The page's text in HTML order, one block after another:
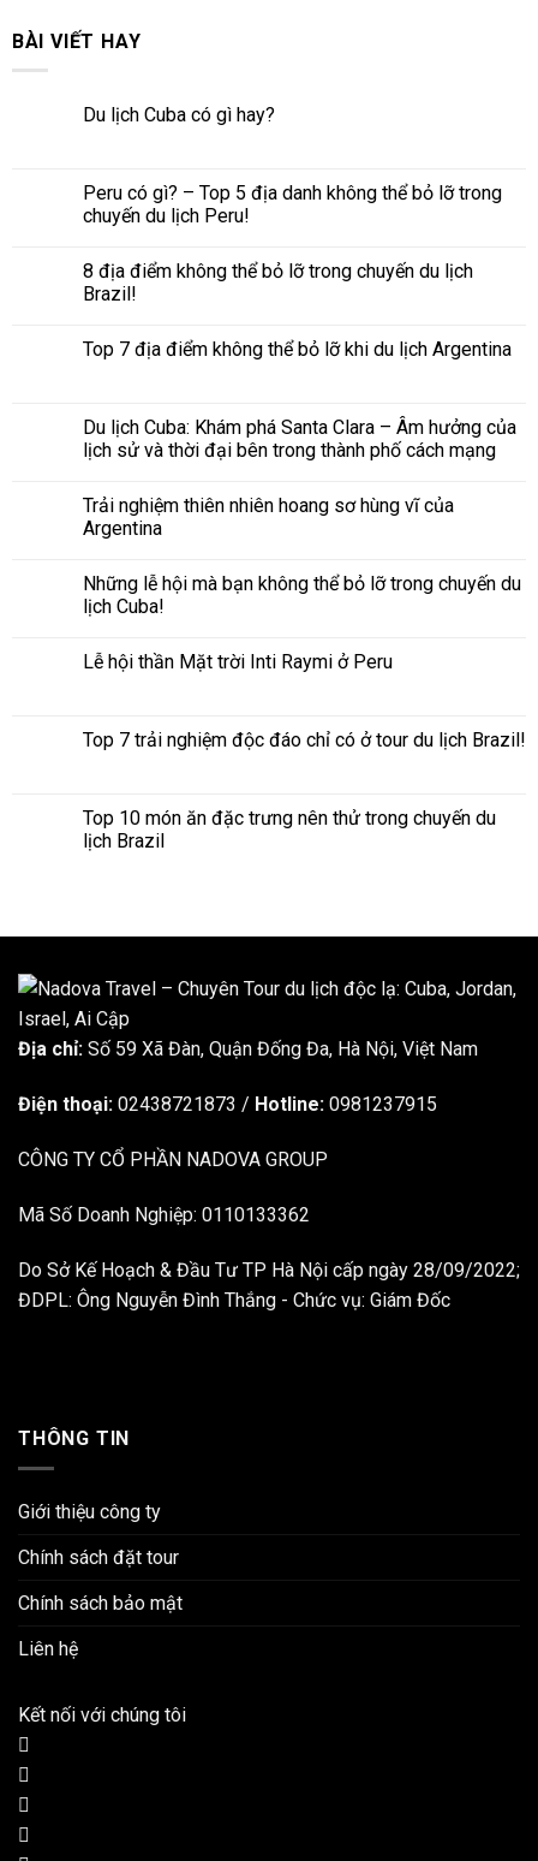
BÀI VIẾT HAY
Du lịch Cuba có gì hay?
Peru có gì? – Top 5 địa danh không thể bỏ lỡ trong
chuyến du lịch Peru!
8 địa điểm không thể bỏ lỡ trong chuyến du lịch
Brazil!
Top 7 địa điểm không thể bỏ lỡ khi du lịch Argentina
Du lịch Cuba: Khám phá Santa Clara – Âm hưởng của
lịch sử và thời đại bên trong thành phố cách mạng
Trải nghiệm thiên nhiên hoang sơ hùng vĩ của
Argentina
Những lễ hội mà bạn không thể bỏ lỡ trong chuyến du
lịch Cuba!
Lễ hội thần Mặt trời Inti Raymi ở Peru
Top 7 trải nghiệm độc đáo chỉ có ở tour du lịch Brazil!
Top 10 món ăn đặc trưng nên thử trong chuyến du
lịch Brazil
Địa chỉ: Số 59 Xã Đàn, Quận Đống Đa, ​​Hà Nội, Việt Nam
Điện thoại: 02438721873 / Hotline: 0981237915
CÔNG TY CỔ PHẦN NADOVA GROUP
Mã Số Doanh Nghiệp: 0110133362
Do Sở Kế Hoạch & Đầu Tư TP Hà Nội cấp ngày 28/09/2022;
ĐDPL: Ông Nguyễn Đình Thắng - Chức vụ: Giám Đốc
THÔNG TIN
Giới thiệu công ty
Chính sách đặt tour
Chính sách bảo mật
Liên hệ
Kết nối với chúng tôi